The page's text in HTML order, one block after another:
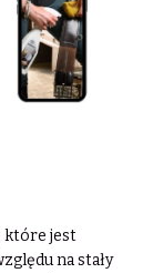
które jest
na stały